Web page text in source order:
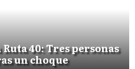
40: Tres personas
un choque